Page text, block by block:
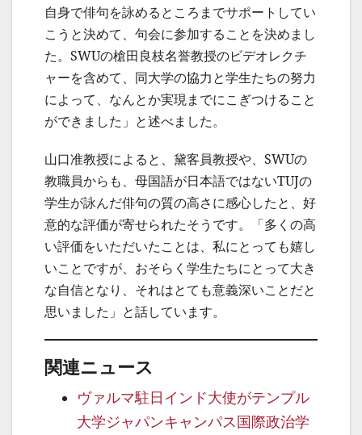
自身で俳句を詠めるところまでサポートしてい
こうと決めて、句会に参加することを決めまし
た。SWUの槍田良枝名誉教授のビデオレクチ
ャーを含めて、同大学の協力と学生たちの努力
によって、なんとか実現までにこぎつけること
ができました」と述べました。
山口准教授によると、黛客員教授や、SWUの
教職員からも、母国語が日本語ではないTUJの
学生が詠んだ俳句の質の高さに感心したと、好
意的な評価が寄せられたそうです。「多くの高
い評価をいただいたことは、私にとっても嬉し
いことですが、おそらく学生たちにとって大き
な自信となり、それはとても意義深いことだと
思いました」と話しています。
関連ニュース
ヴァルマ駐日インド大使がテンプル
大学ジャパンキャンパス国際政治学